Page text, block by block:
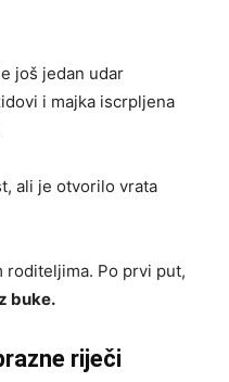
još jedan udar
i majka iscrpljena
ali je otvorilo vrata
roditeljima. Po prvi put,
buke.
riječi